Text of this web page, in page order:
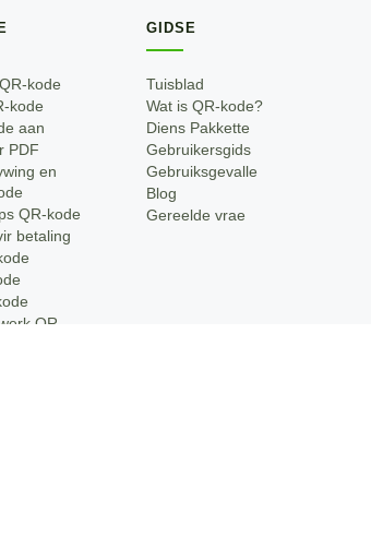
kode
kode
aan
PDF
en
QR-kode
betaling
QR-
GIDSE
Tuisblad
Wat is QR-kode?
Diens Pakkette
Gebruikersgids
Gebruiksgevalle
Blog
Gereelde vrae